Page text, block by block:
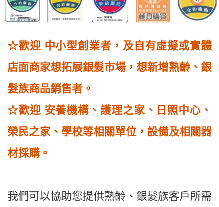
☆歡迎 中小型創業者，及 自有虛擬或實體
店面商家想拓展銀髮市場 ，想新增熟齡、銀
髮族商品銷售者。
☆歡迎 安養機構、護理之家、日照中心、
榮民之家、學校等相關單位，設備及相關器
材採購。
我們可以協助您提供熟齡 、銀髮族客戶所需